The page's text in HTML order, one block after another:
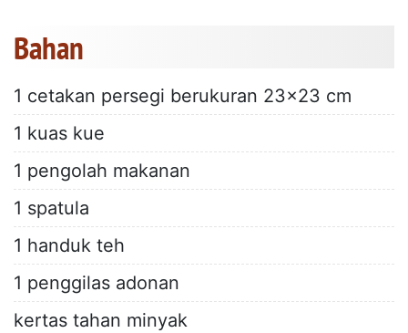
Bahan
1 cetakan persegi berukuran 23x23 cm
1 kuas kue
1 pengolah makanan
1 spatula
1 handuk teh
1 penggilas adonan
kertas tahan minyak